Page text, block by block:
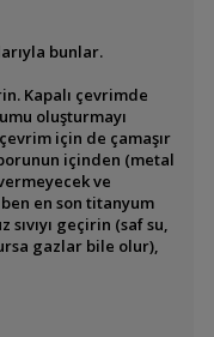
bunlar.
Kapalı çevrimde
oluşturmayı
için de çamaşır
içinden (metal
ve
en son titanyum
geçirin (saf su,
gazlar bile olur),